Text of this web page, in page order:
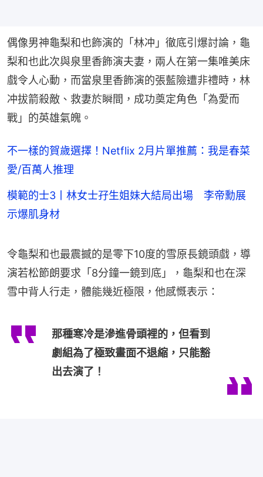
偶像男神龜梨和也飾演的「林冲」徹底引爆討論，龜
梨和也此次與泉里香飾演夫妻，兩人在第一集唯美床
戲令人心動，而當泉里香飾演的張藍險遭非禮時，林
冲拔箭殺敵、救妻於瞬間，成功奠定角色「為愛而
戰」的英雄氣魄。
不一樣的賀歲選擇！Netflix 2月片單推薦：我是春菜
愛/百萬人推理
模範的士3丨林女士孖生姐妹大結局出場 李帝勳展
示爆肌身材
令龜梨和也最震撼的是零下10度的雪原長鏡頭戲，導
演若松節朗要求「8分鐘一鏡到底」，龜梨和也在深
雪中背人行走，體能幾近極限，他感慨表示：
那種寒冷是滲進骨頭裡的，但看到
劇組為了極致畫面不退縮，只能豁
出去演了！